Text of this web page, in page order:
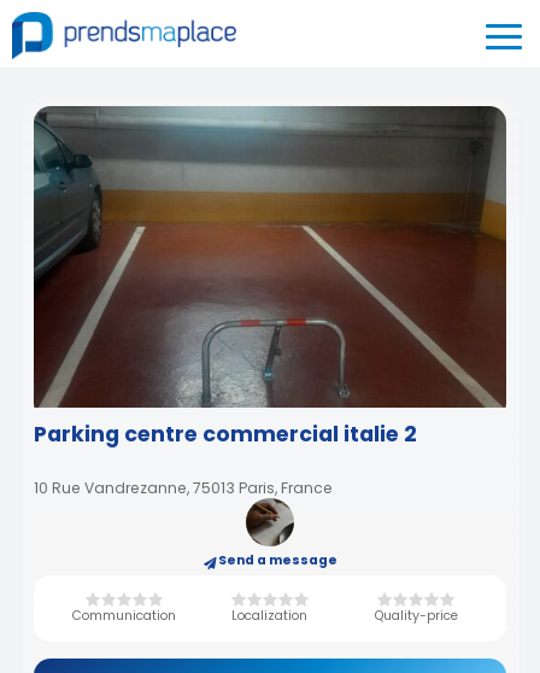
Parking centre commercial italie 2
10 Rue Vandrezanne, 75013 Paris, France
Send a message
Communication Localization Quality-price